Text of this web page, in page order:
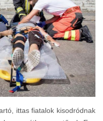
ittas fiatalok kisodródnak